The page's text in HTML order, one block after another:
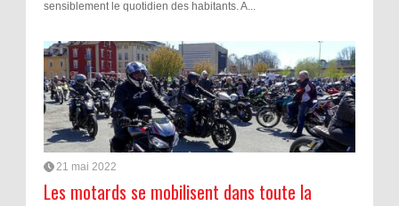
sensiblement le quotidien des habitants. A...
21 mai 2022
Les motards se mobilisent dans toute la